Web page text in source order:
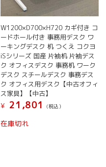
W1200×D700×H720 カギ付き コ
ードホール付き 事務用デスク ワ
ーキングデスク 机 つくえ コクヨ
iSシリーズ 国産 片袖机 片袖デス
ク オフィスデスク 事務机 ワーク
デスク スチールデスク 事務デス
ク オフィス用デスク【中古オフィ
ス家具】【中古】
¥ 21,801 (税込）
在庫切れ